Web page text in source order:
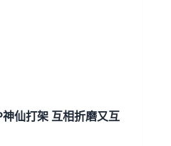
仙打架 互相折磨又互